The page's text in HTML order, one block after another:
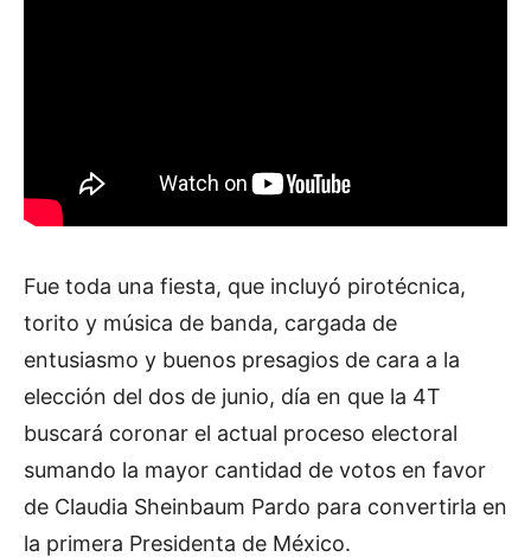
Fue toda una fiesta, que incluyó pirotécnica,
torito y música de banda, cargada de
entusiasmo y buenos presagios de cara a la
elección del dos de junio, día en que la 4T
buscará coronar el actual proceso electoral
sumando la mayor cantidad de votos en favor
de Claudia Sheinbaum Pardo para convertirla en
la primera Presidenta de México.